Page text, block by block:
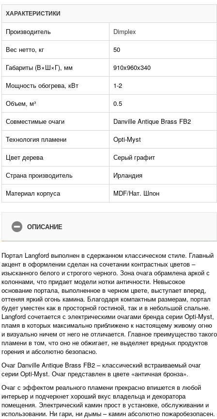
ХАРАКТЕРИСТИКИ
Производитель
Dimplex
Вес нетто, кг
50
Габариты (В×Ш×Г), мм
910x960x340
Мощность обогрева, кВт
1-2
Объем, м³
0.5
Совместимые очаги
Danville Antique Brass FB2
Технология пламени
Opti-Myst
Цвет дерева
Серый графит
Страна производитель
Ирландия
Материал корпуса
MDF/Нат. Шпон
ОПИСАНИЕ
Портал Langford выполнен в сдержанном классическом стиле. Главный
акцент в оформлении сделан на сочетании контрастных цветов –
изысканного белого и строгого черного. Зона очага обрамлена аркой с
колоннами, что придает модели нотки античности. Невысокое
основание портала, выполненное в черном цвете, выступает вперед,
оттеняя яркий огонь камина. Благодаря компактным размерам, портал
будет уместен как в просторной гостиной, так и в небольшой спальне.
Langford сочетается с электрическими очагами бренда серии Opti-Myst,
пламя в которых максимально приближено к настоящему живому огню
и визуально ничем от него не отличается. Главное преимущество такого
пламени в том, что оно не обжигает, не выделяет вредных продуктов
горения и абсолютно безопасно.
Очаг Danville Antique Brass FB2 – классический встраиваемый очаг
серии Opti-Myst. Очаг представлен в цвете «античная бронза».
Очаг с эффектом реального пламени прекрасно впишется в любой
интерьер и подчеркнет хороший вкус владельца и декоратора
помещения. Электрический камин прост в установке, обслуживании и
использовании. Ни гари, ни дымы – камин абсолютно пожаробезопасен.